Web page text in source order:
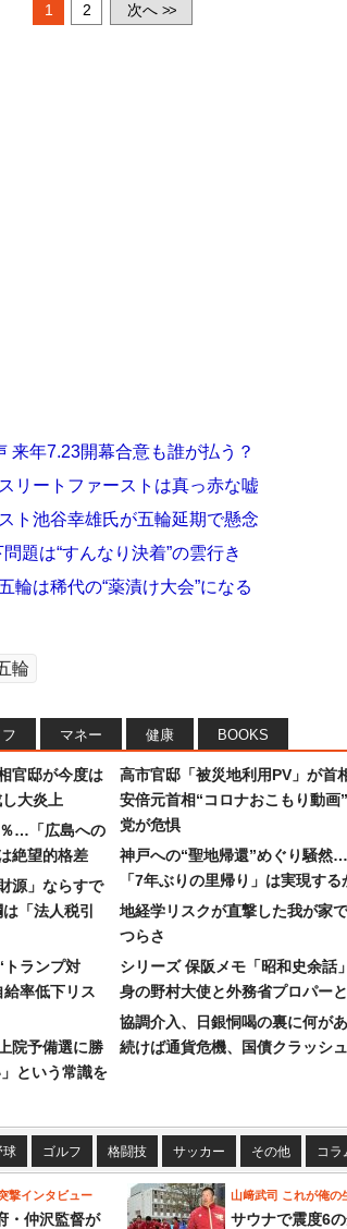
1 2 次へ >>
来年7.23開幕合意も誰が払う？
リートファーストは真っ赤な嘘
ト池谷幸雄氏が五輪延期で懸念
題は“すんなり決着”の雲行き
輪は稀代の“薬漬け大会”になる
輪
マネー 健康 BOOKS
官邸が今度は
大炎上
…「広島への
絶望的格差
源」ならすで
「法人税引
トランプ対
率低下リス
院予備選に勝
という常識を
高市官邸「被災地利用PV」が首
安倍元首相“コロナおこもり動画
党が危惧
神戸への“聖地帰還”めぐり騒然
「7年ぶりの里帰り」は実現する
地経学リスクが直撃した我が家
つらさ
シリーズ 保阪メモ「昭和史余話
身の野村大使と外務省プロパー
協調介入、日銀恫喝の裏に何が
続けば通貨危機、国債クラッシ
球 ゴルフ 格闘技 サッカー その他 コラ
撃インタビュー
・仲沢監督が
山﨑武司 これが俺の
サウナで震度6